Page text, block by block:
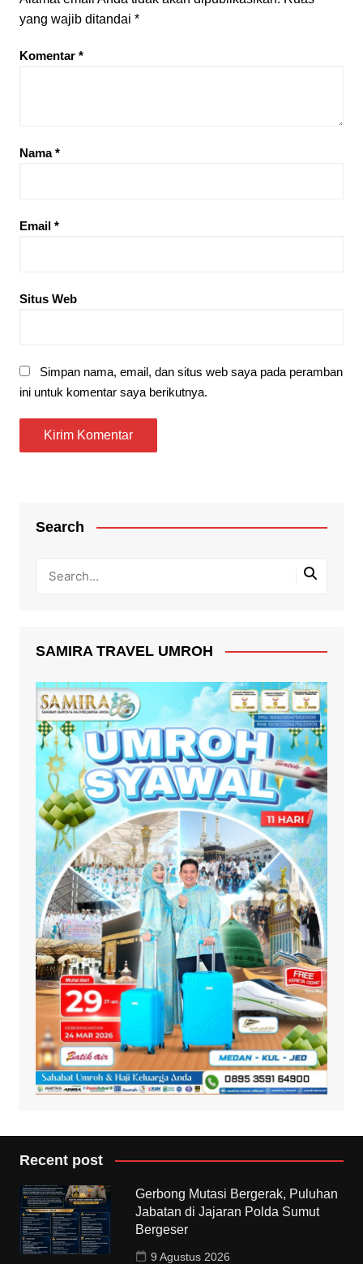
yang wajib ditandai *
Komentar *
Nama*
Email *
Situs Web
Simpan nama, email, dan situs web saya pada peramban
ini untuk komentar saya berikutnya.
Search
SAMIRA TRAVEL UMROH
Recent post
Gerbong Mutasi Bergerak, Puluhan
Jabatan di Jajaran Polda Sumut
Bergeser
9 Agustus 2026